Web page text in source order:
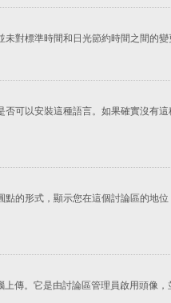
標準時間和日光節約時間之間的
可以安裝這種語言。如果確實沒有
形式，顯示您在這個討論區的地
。它是由討論區管理員啟用頭像